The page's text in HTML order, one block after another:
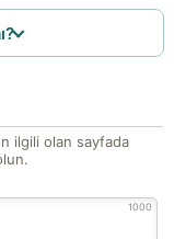
ilgili olan sayfada
1000